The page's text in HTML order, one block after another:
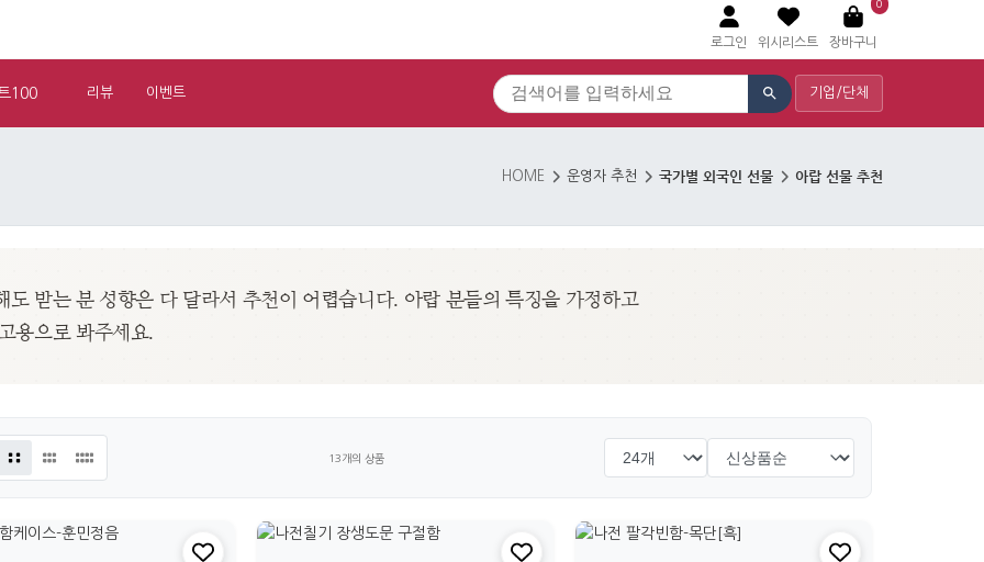
로그인 위시리스트
0
장바구니
100 리뷰 이벤트 기업/단체
HOME 운영자 추천 국가별 외국인 선물 아랍 선물 추천
도 받는 분 성향은 다 달라서 추천이 어렵습니다. 아랍 분들의 특징을 가정하고
용으로 봐주세요.
13개의 상품